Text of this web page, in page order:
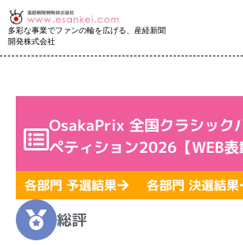
多彩な事業でファンの輪を広げる、産経新聞
開発株式会社
OsakaPrix 全国クラシック
ペティション2026【WEB表
各部門 予選結果 各部門 決選結果
総評